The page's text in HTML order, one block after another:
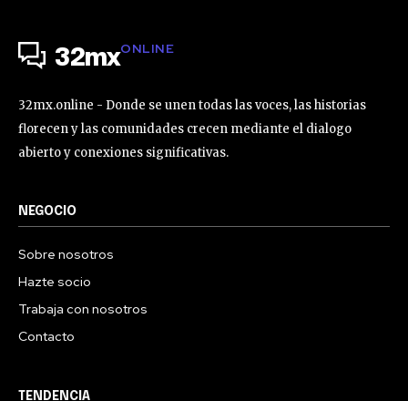
32mxONLINE
32mx.online - Donde se unen todas las voces, las historias
florecen y las comunidades crecen mediante el dialogo
abierto y conexiones significativas.
NEGOCIO
Sobre nosotros
Hazte socio
Trabaja con nosotros
Contacto
TENDENCIA